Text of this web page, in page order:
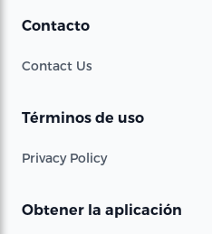
Contacto
Contact Us
Términos de uso
Privacy Policy
Obtener la aplicación